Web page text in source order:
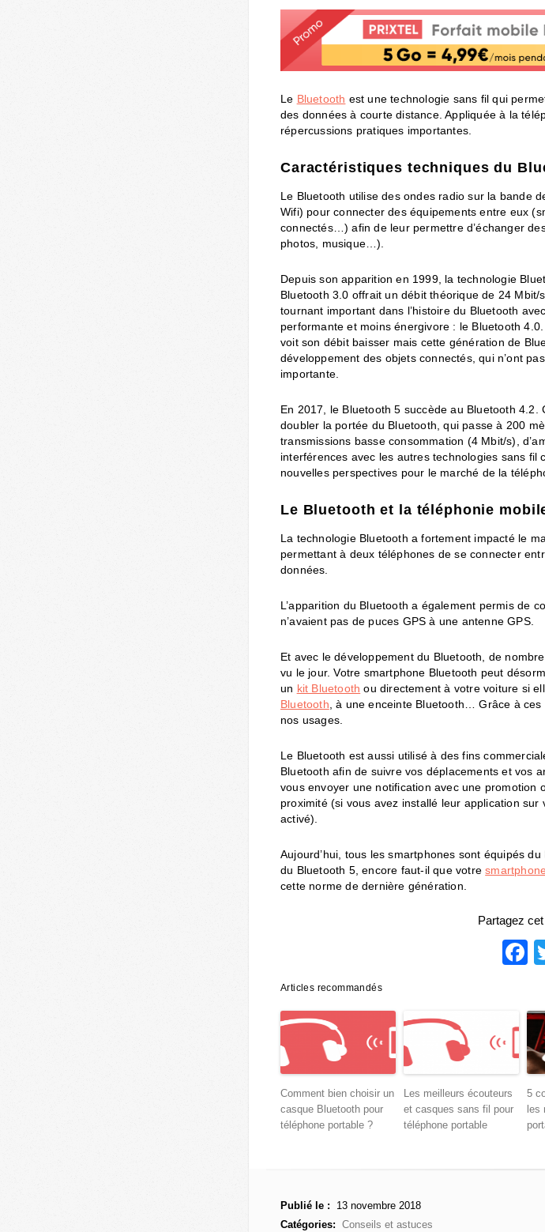
Le Bluetooth est une technologie sans fil qui
des données à courte distance. Appliquée à la
répercussions pratiques importantes.
Caractéristiques techniques du
Le Bluetooth utilise des ondes radio sur la bande
Wifi) pour connecter des équipements entre eux
connectés…) afin de leur permettre d’échanger
photos, musique…).
Depuis son apparition en 1999, la technologie
Bluetooth 3.0 offrait un débit théorique de 24 Mbit/
tournant important dans l’histoire du Bluetooth
performante et moins énergivore : le Bluetooth
voit son débit baisser mais cette génération de
développement des objets connectés, qui n’ont
importante.
En 2017, le Bluetooth 5 succède au Bluetooth
doubler la portée du Bluetooth, qui passe à 200
transmissions basse consommation (4 Mbit/s),
interférences avec les autres technologies sans
nouvelles perspectives pour le marché de la
Le Bluetooth et la téléphonie
La technologie Bluetooth a fortement impacté le
permettant à deux téléphones de se connecter
données.
L’apparition du Bluetooth a également permis de
n’avaient pas de puces GPS à une antenne GPS.
Et avec le développement du Bluetooth, de
vu le jour. Votre smartphone Bluetooth peut
un kit Bluetooth ou directement à votre voiture si
Bluetooth, à une enceinte Bluetooth… Grâce à
nos usages.
Le Bluetooth est aussi utilisé à des fins
Bluetooth afin de suivre vos déplacements et vos
vous envoyer une notification avec une promotion
proximité (si vous avez installé leur application
activé).
Aujourd’hui, tous les smartphones sont équipés
du Bluetooth 5, encore faut-il que votre
cette norme de dernière génération.
Partagez
Articles recommandés
Comment bien choisir un
casque Bluetooth pour
téléphone portable ?
Les meilleurs écouteurs
et casques sans fil pour
téléphone portable
5
les
Publié le :
13 novembre 2018
Catégories: Conseils et astuces